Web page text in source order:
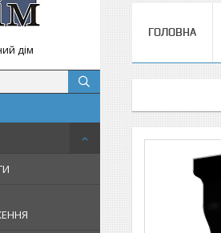
дім
ГОЛОВНА